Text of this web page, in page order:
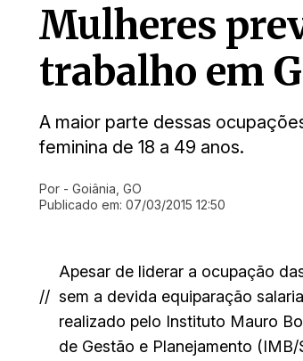
Mulheres
trabalho em
A maior parte dessas
feminina de 18 a 49 anos.
Ir direto pra matéria
Por - Goiânia, GO
Publicado em: 07/03/2015 12:50
//
Apesar de liderar a ocupação
sem a devida equiparação
realizado pelo Instituto Mauro
de Gestão e Planejamento